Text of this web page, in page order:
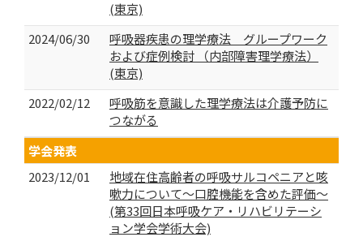
(東京)
2024/06/30
呼吸器疾患の理学療法 グループワーク
および症例検討 （内部障害理学療法）
(東京)
2022/02/12
呼吸筋を意識した理学療法は介護予防に
つながる
学会発表
2023/12/01
地域在住高齢者の呼吸サルコペニアと咳
嗽力について～口腔機能を含めた評価～
(第33回日本呼吸ケア・リハビリテーシ
ョン学会学術大会)